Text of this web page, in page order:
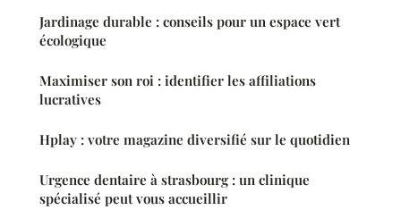
Jardinage durable : conseils pour un espace vert
écologique
Maximiser son roi : identifier les affiliations
lucratives
Hplay : votre magazine diversifié sur le quotidien
Urgence dentaire à strasbourg : un clinique
spécialisé peut vous accueillir